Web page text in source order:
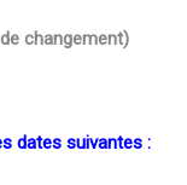
changement)
dates suivantes :